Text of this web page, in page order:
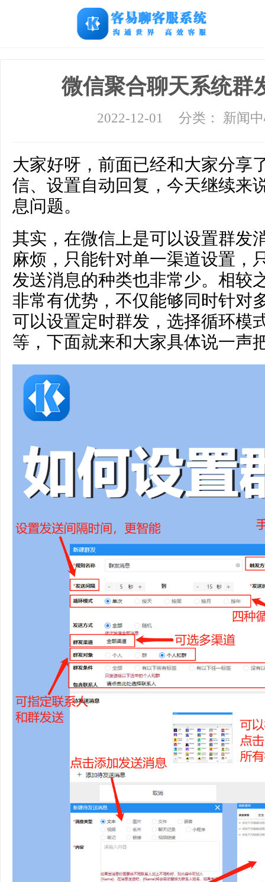
微信聚合聊天系统群
2022-12-01 分类： 新闻
大家好呀，前面已经和大家分享
信、设置自动回复，今天继续来
息问题。
其实，在微信上是可以设置群发
麻烦，只能针对单一渠道设置，
发送消息的种类也非常少。相较
非常有优势，不仅能够同时针对
可以设置定时群发，选择循环模
等，下面就来和大家具体说一声